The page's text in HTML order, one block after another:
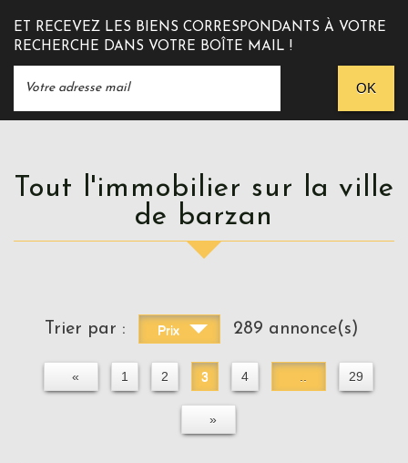
ET RECEVEZ LES BIENS CORRESPONDANTS À VOTRE
RECHERCHE DANS VOTRE BOÎTE MAIL !
OK
Tout l'immobilier sur la ville
de barzan
Trier par : Prix 289 annonce(s)
« 1 2 3 4 .. 29
»